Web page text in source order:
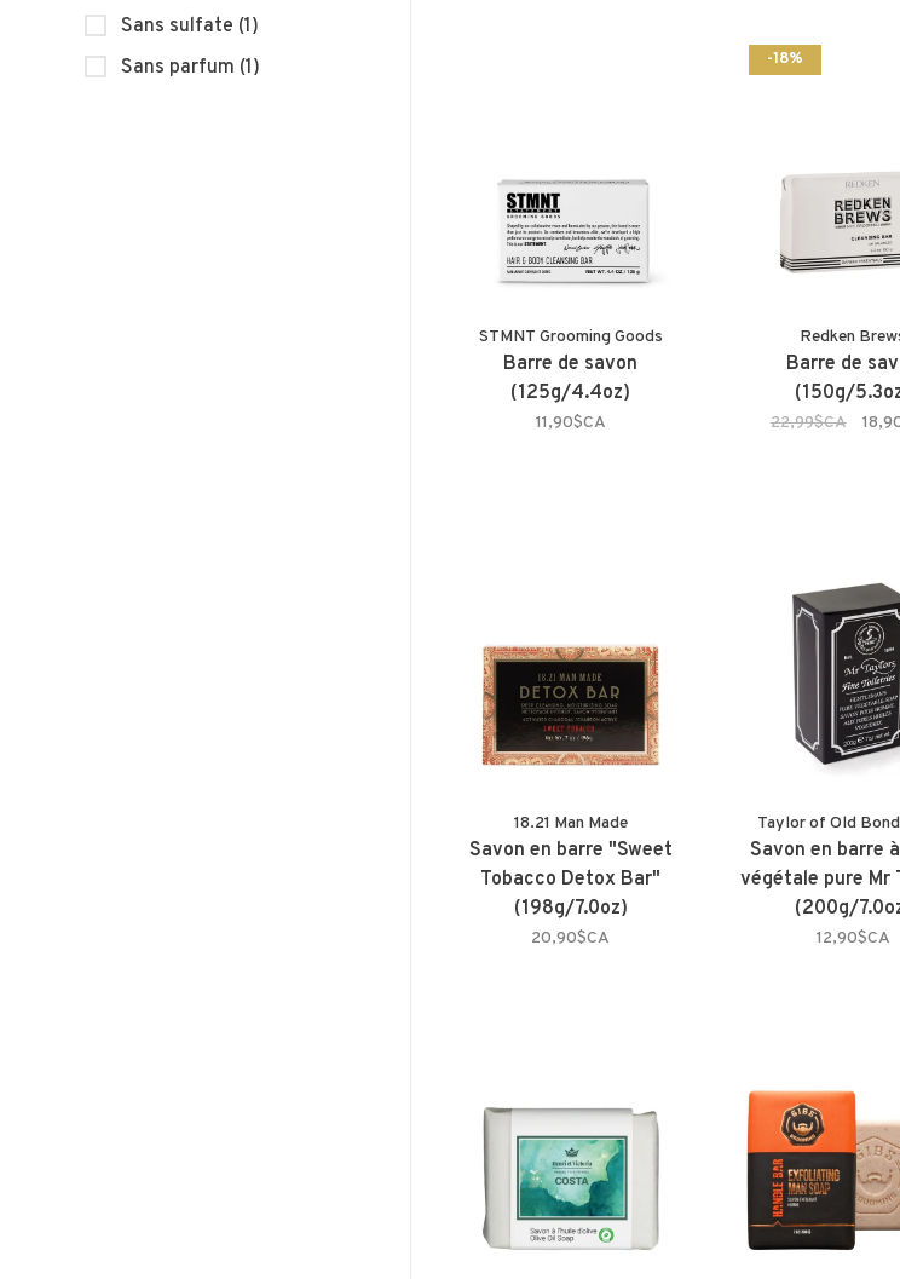
Sans sulfate (1)
Sans parfum (1)
STMNT Grooming Goods
Barre de savon
(125g/4.4oz)
11,90$CA
-18%
Redken
Barre de
(150g/
22,99$CA
18.21 Man Made
Savon en barre "Sweet
Tobacco Detox Bar"
(198g/7.0oz)
20,90$CA
Taylor of Old
Savon en barre
végétale pure Mr
(200g/
12,90$CA